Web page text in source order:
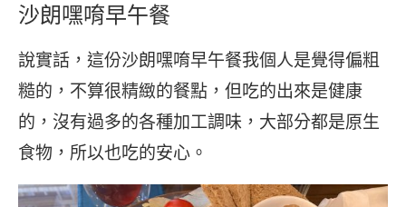
沙朗嘿唷早午餐
說實話，這份沙朗嘿唷早午餐我個人是覺得偏粗
糙的，不算很精緻的餐點，但吃的出來是健康
的，沒有過多的各種加工調味，大部分都是原生
食物，所以也吃的安心。